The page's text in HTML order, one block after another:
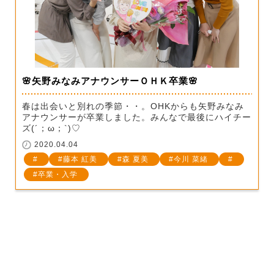
🌸矢野みなみアナウンサーＯＨＫ卒業🌸
春は出会いと別れの季節・・。OHKからも矢野みなみ
アナウンサーが卒業しました。みんなで最後にハイチー
ズ(´；ω；`)♡
2020.04.04
藤本 紅美
森 夏美
今川 菜緒
卒業・入学